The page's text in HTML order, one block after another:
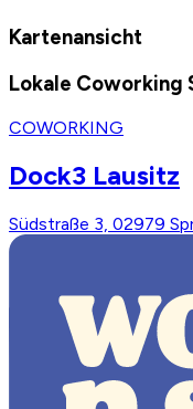
Kartenansicht
Lokale Coworking
COWORKING
Dock3 Lausitz
Südstraße 3, 02979